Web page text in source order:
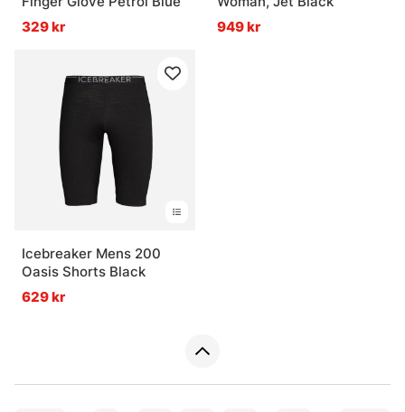
329 kr
949 kr
Icebreaker Mens 200
Oasis Shorts Black
629 kr